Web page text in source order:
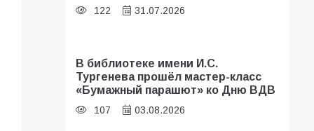
122 31.07.2026
В библиотеке имени И.С.
Тургенева прошёл мастер-класс
«Бумажный парашют» ко Дню ВДВ
107 03.08.2026